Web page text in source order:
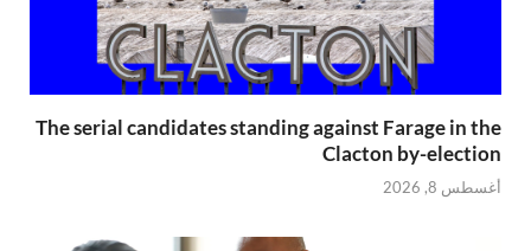
The serial candidates standing against Farage in the
Clacton by-election
أغسطس 8, 2026